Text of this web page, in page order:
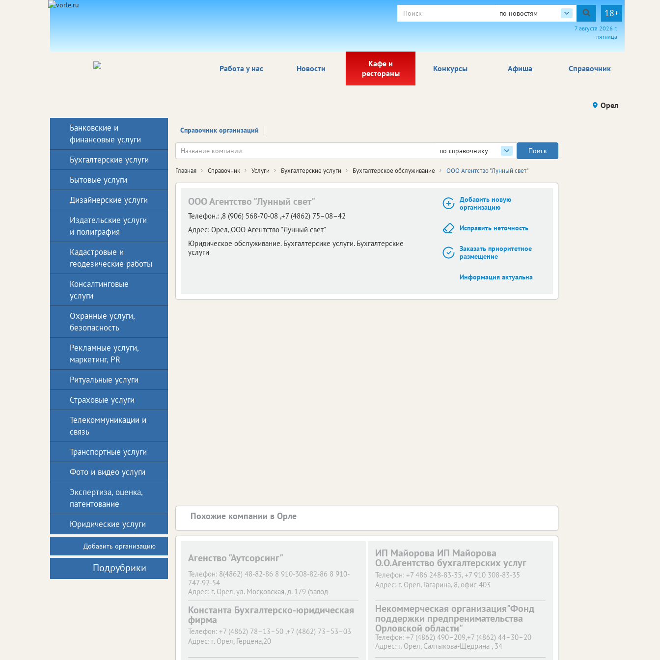
по новостям 18+
7 августа 2026 г.
пятница
Работа у нас Новости
Кафе и
рестораны
Афиша Справочник
Конкурсы
Орел
Справочник организаций
по справочнику
Главная Справочник Услуги Бухгалтерские услуги Бухгалтерское обслуживание ООО Агентство "Лунный свет"
ООО Агентство "Лунный свет"
Телефон.: ,8 (906) 568-70-08 ,+7 (4862) 75–08–42
Адрес: Орел,ООО Агентство "Лунный свет"
Юридическое обслуживание. Бухгалтерсике услуги. Бухгалтерские
услуги
Добавить новую
организацию
Исправить неточность
Заказать приоритетное
размещение
Информация актуальна
Похожие компании в Орле
Агенство "Аутсорсинг"
Телефон: 8(4862) 48-82-86 8 910-308-82-86 8 910-
747-92-54
Адрес: г. Орел, ул. Московская, д. 179 (завод
ПРОМТЕХМОНТАЖ)
ИП Майорова ИП Майорова
О.О.Агентство бухгалтерских услуг
Телефон: +7 486 248-83-35, +7 910 308-83-35
Адрес: г. Орел, Гагарина, 8, офис 403
Константа Бухгалтерско-юридическая
фирма
Телефон: +7 (4862) 78–13–50 ,+7 (4862) 73–53–03
Адрес: г. Орел, Герцена,20
Некоммерческая организация"Фонд
поддержки предпренимательства
Орловской области"
Телефон: +7 (4862) 490–209,+7 (4862) 44–30–20
Адрес: г. Орел, Салтыкова-Щедрина , 34
Банковские и
финансовые услуги
Бухгалтерские услуги
Бытовые услуги
Дизайнерские услуги
Издательские услуги
и полиграфия
Кадастровые и
геодезические работы
Консалтинговые
услуги
Охранные услуги,
безопасность
Рекламные услуги,
маркетинг, PR
Ритуальные услуги
Страховые услуги
Телекоммуникации и
связь
Транспортные услуги
Фото и видео услуги
Экспертиза, оценка,
патентование
Юридические услуги
Добавить организацию
Подрубрики